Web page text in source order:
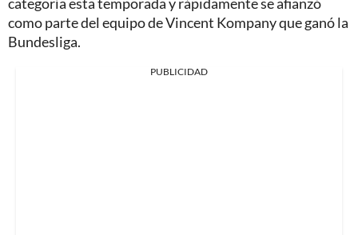
como parte del equipo de Vincent Kompany que ganó la
Bundesliga.
PUBLICIDAD